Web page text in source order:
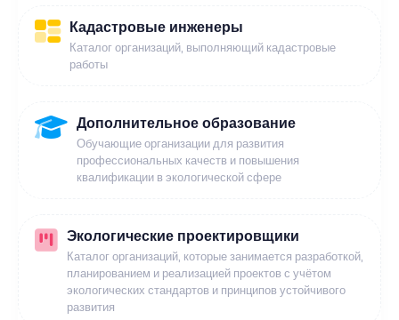
Кадастровые инженеры
Каталог организаций, выполняющий кадастровые
работы
Дополнительное образование
Обучающие организации для развития
профессиональных качеств и повышения
квалификации в экологической сфере
Экологические проектировщики
Каталог организаций, которые занимается разработкой,
планированием и реализацией проектов с учётом
экологических стандартов и принципов устойчивого
развития